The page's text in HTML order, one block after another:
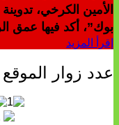
الأمين الكرخي،
بوك”، أكد فيها عمق
إقرأ المزيد
عدد زوار الموقع